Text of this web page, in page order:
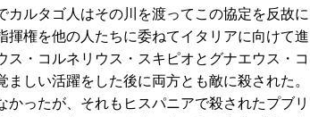
ルタゴ人はその川を渡ってこの協定を反故に
揮権を他の人たちに委ねてイタリアに向けて進
・コルネリウス・スキピオとグナエウス・コ
しい活躍をした後に両方とも敵に殺された。
ったが、それもヒスパニアで殺されたプブリ